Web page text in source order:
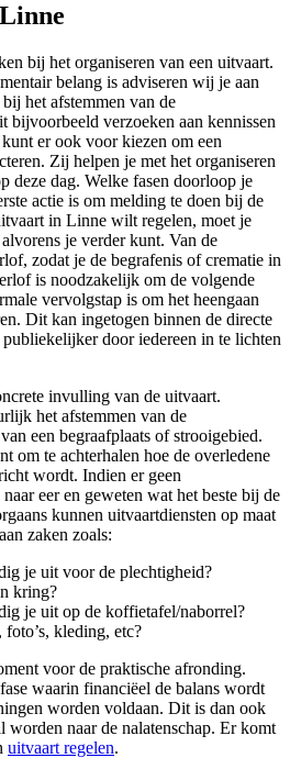
bij het organiseren van een uitvaart.
belang is adviseren wij je aan
het afstemmen van de
bijvoorbeeld verzoeken aan kennissen
er ook voor kiezen om een
Zij helpen je met het organiseren
deze dag. Welke fasen doorloop je
actie is om melding te doen bij de
in Linne wilt regelen, moet je
je verder kunt. Van de
zodat je de begrafenis of crematie in
is noodzakelijk om de volgende
vervolgstap is om het heengaan
Dit kan ingetogen binnen de directe
door iedereen in te lichten
invulling van de uitvaart.
het afstemmen van de
een begraafplaats of strooigebied.
om te achterhalen hoe de overledene
wordt. Indien er geen
eer en geweten wat het beste bij de
kunnen uitvaartdiensten op maat
zaken zoals:
je uit voor de plechtigheid?
kring?
je uit op de koffietafel/naborrel?
kleding, etc?
voor de praktische afronding.
waarin financiëel de balans wordt
worden voldaan. Dit is dan ook
worden naar de nalatenschap. Er komt
uitvaart regelen.